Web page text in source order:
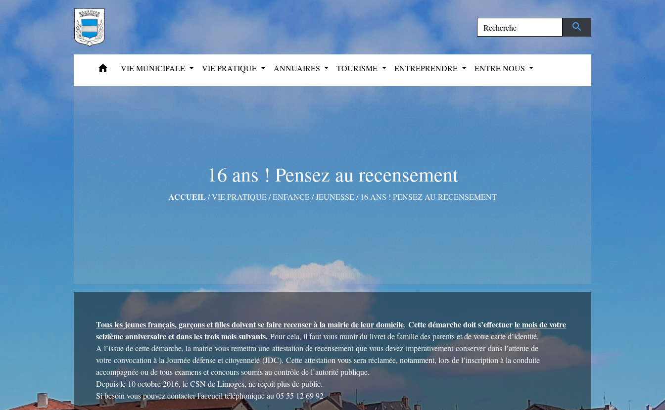
search
home VIE MUNICIPALE VIE PRATIQUE ANNUAIRES TOURISME ENTREPRENDRE ENTRE NOUS
16 ans ! Pensez au recensement
ACCUEIL /VIE PRATIQUE/ENFANCE / JEUNESSE/ 16 ANS ! PENSEZ AU RECENSEMENT
Tous les jeunes français, garçons et filles doivent se faire recenser à la mairie de leur domicile.Cette démarche doit s’effectuerle mois de votre
seizième anniversaire et dans les trois mois suivants. Pour cela, il faut vous munir du livret de famille des parents et de votre carte d’identité.
A l’issue de cette démarche, la mairie vous remettra une attestation de recensement que vous devez impérativement conserver dans l’attente de
votre convocation à la Journée défense et citoyenneté (JDC). Cette attestation vous sera réclamée, notamment, lors de l’inscription à la conduite
accompagnée ou de tous examens et concours soumis au contrôle de l’autorité publique.
Depuis le 10 octobre 2016, le CSN de Limoges, ne reçoit plus de public.
Si besoin vous pouvez contacter l'accueil téléphonique au 05 55 12 69 92